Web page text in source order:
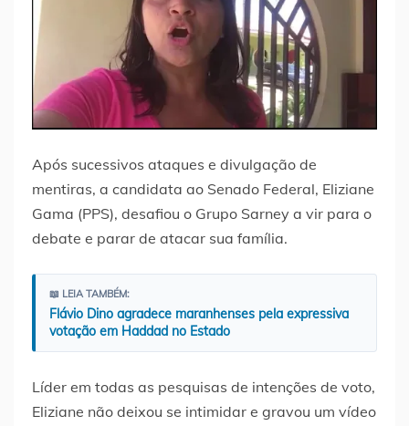
Após sucessivos ataques e divulgação de
mentiras, a candidata ao Senado Federal, Eliziane
Gama (PPS), desafiou o Grupo Sarney a vir para o
debate e parar de atacar sua família.
📖 LEIA TAMBÉM:
Flávio Dino agradece maranhenses pela expressiva
votação em Haddad no Estado
Líder em todas as pesquisas de intenções de voto,
Eliziane não deixou se intimidar e gravou um vídeo